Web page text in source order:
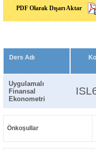
PDF Olarak Dışarı Aktar
Ders Adı
Uygulamalı
Finansal
Ekonometri
Önkoşullar